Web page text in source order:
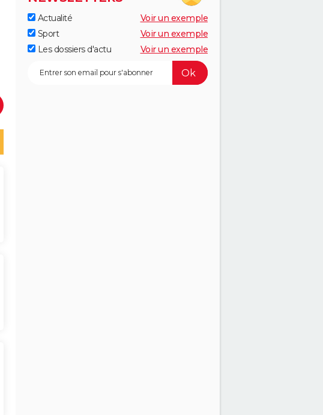
Actualité
Voir un exemple
Sport
Voir un exemple
Les dossiers d'actu
Voir un exemple